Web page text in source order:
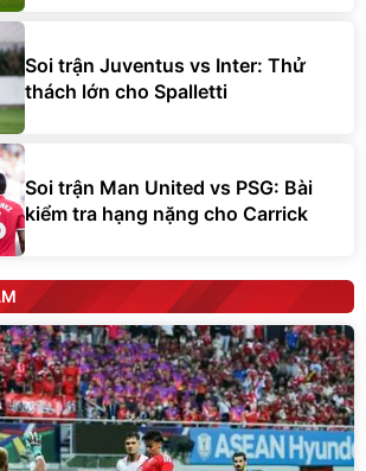
Soi trận Juventus vs Inter: Thử
thách lớn cho Spalletti
Soi trận Man United vs PSG: Bài
kiểm tra hạng nặng cho Carrick